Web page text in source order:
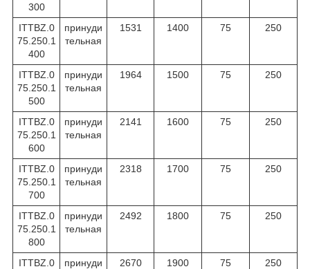
300
ITTBZ.0
75.250.1
400
принуди
тельная
1531 1400 75 250
ITTBZ.0
75.250.1
500
принуди
тельная
1964 1500 75 250
ITTBZ.0
75.250.1
600
принуди
тельная
2141 1600 75 250
ITTBZ.0
75.250.1
700
принуди
тельная
2318 1700 75 250
ITTBZ.0
75.250.1
800
принуди
тельная
2492 1800 75 250
ITTBZ.0
принуди
2670 1900 75 250